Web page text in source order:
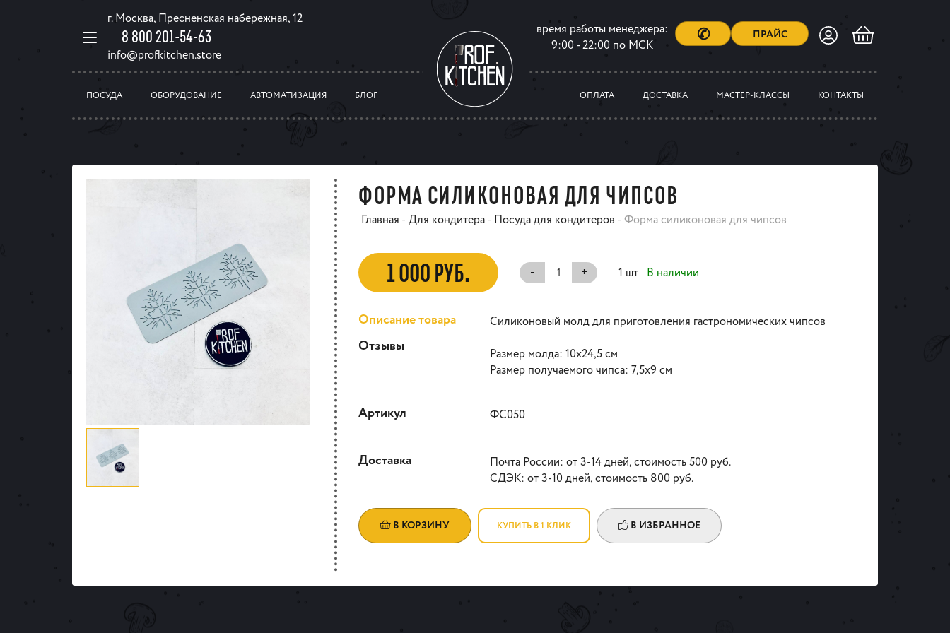
г. Москва, Пресненская набережная, 12
8 800 201-54-63
info@profkitchen.store
время работы менеджера:
9:00 - 22:00 по МСК
✆ ПРАЙС
ПОСУДА ОБОРУДОВАНИЕ АВТОМАТИЗАЦИЯ БЛОГ ОПЛАТА ДОСТАВКА МАСТЕР-КЛАССЫ КОНТАКТЫ
ФОРМА СИЛИКОНОВАЯ ДЛЯ ЧИПСОВ
Главная - Для кондитера- Посуда для кондитеров - Форма силиконовая для чипсов
1 000 РУБ. - + 1 шт В наличии
Описание товара
Отзывы
Силиконовый молд для приготовления гастрономических чипсов
Размер молда: 10х24,5 см
Размер получаемого чипса: 7,5х9 см
Артикул ФС050
Доставка
Почта России: от 3-14 дней, стоимость 500 руб.
СДЭК: от 3-10 дней, стоимость 800 руб.
В КОРЗИНУ КУПИТЬ В 1 КЛИК В ИЗБРАННОЕ